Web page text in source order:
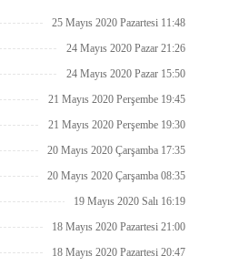
anlaşma sağlandı.25 Mayıs 2020 Pazartesi 11:48
24 Mayıs 2020 Pazar 21:26
24 Mayıs 2020 Pazar 15:50
21 Mayıs 2020 Perşembe 19:45
21 Mayıs 2020 Perşembe 19:30
20 Mayıs 2020 Çarşamba 17:35
20 Mayıs 2020 Çarşamba 08:35
19 Mayıs 2020 Salı 16:19
18 Mayıs 2020 Pazartesi 21:00
18 Mayıs 2020 Pazartesi 20:47